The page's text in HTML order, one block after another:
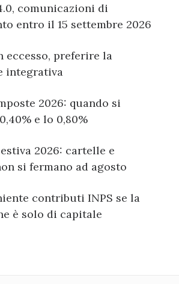
comunicazioni di
entro il 15 settembre 2026
eccesso, preferire la
integrativa
2026: quando si
e lo 0,80%
2026: cartelle e
si fermano ad agosto
contributi INPS se la
è solo di capitale